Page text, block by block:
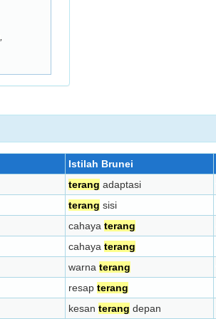
Istilah Brunei
terang adaptasi
terang sisi
cahaya terang
cahaya terang
warna terang
resap terang
kesan terang depan